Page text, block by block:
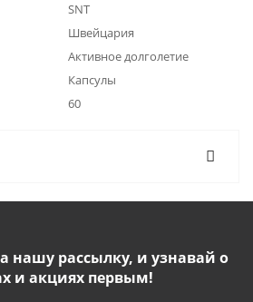
SNT
Швейцария
Активное долголетие
Капсулы
60
нашу рассылку, и узнавай о
и акциях первым!